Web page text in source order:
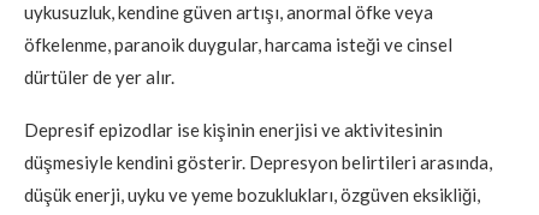
uykusuzluk, kendine güven artışı, anormal öfke veya
öfkelenme, paranoik duygular, harcama isteği ve cinsel
dürtüler de yer alır.
Depresif epizodlar ise kişinin enerjisi ve aktivitesinin
düşmesiyle kendini gösterir. Depresyon belirtileri arasında,
düşük enerji, uyku ve yeme bozuklukları, özgüven eksikliği,